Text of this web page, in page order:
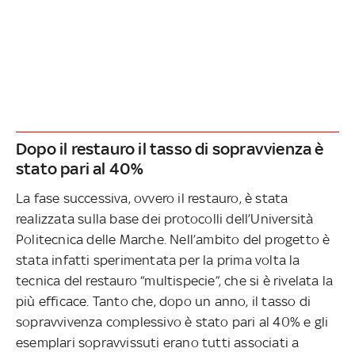
Dopo il restauro il tasso di sopravvienza è
stato pari al 40%
La fase successiva, ovvero il restauro, è stata
realizzata sulla base dei protocolli dell’Università
Politecnica delle Marche. Nell’ambito del progetto è
stata infatti sperimentata per la prima volta la
tecnica del restauro “multispecie”, che si è rivelata la
più efficace. Tanto che, dopo un anno, il tasso di
sopravvivenza complessivo è stato pari al 40% e gli
esemplari sopravvissuti erano tutti associati a